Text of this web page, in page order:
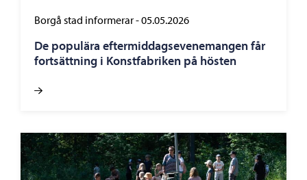
Borgå stad informerar-05.05.2026
De populära eftermiddagsevenemangen får
fortsättning i Konstfabriken på hösten